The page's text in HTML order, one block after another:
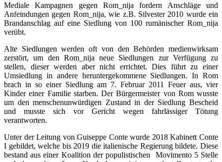
Mediale Kampagnen gegen Rom_nija fordern Anschläge und
Anfeindungen gegen Rom_nija, wie z.B. Silvester 2010 wurde ein
Brandanschlag auf eine Siedlung von 100 rumänischer Rom_nija
verübt.
Alte Siedlungen werden oft von den Behörden medienwirksam
zerstört, um den Rom_nija neue Siedlungen zur Verfügung zu
stellen, dieser werden aber nicht errichtet. Dies führt zu einer
Umsiedlung in andere heruntergekommene Siedlungen. In Rom
brach in so einer Siedlung am 7. Februar 2011 Feuer aus, vier
Kinder einer Familie starben. Der Bürgermeister von Rom wusste
um den menschenunwürdigen Zustand in der Siedlung Bescheid
und musste sich vor Gericht wegen fahrlässiger Tötung
verantworten.
Unter der Leitung von Guiseppe Conte wurde 2018 Kabinett Conte
I gebildet, welche bis 2019 die italienische Regierung bildete. Diese
bestand aus einer Koalition der populistischen Movimento 5 Stelle